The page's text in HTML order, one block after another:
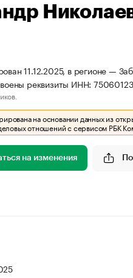
11.12.2025, в регионе —
реквизиты ИНН:
на основании данных из
отношений с сервисом РБК
на изменения